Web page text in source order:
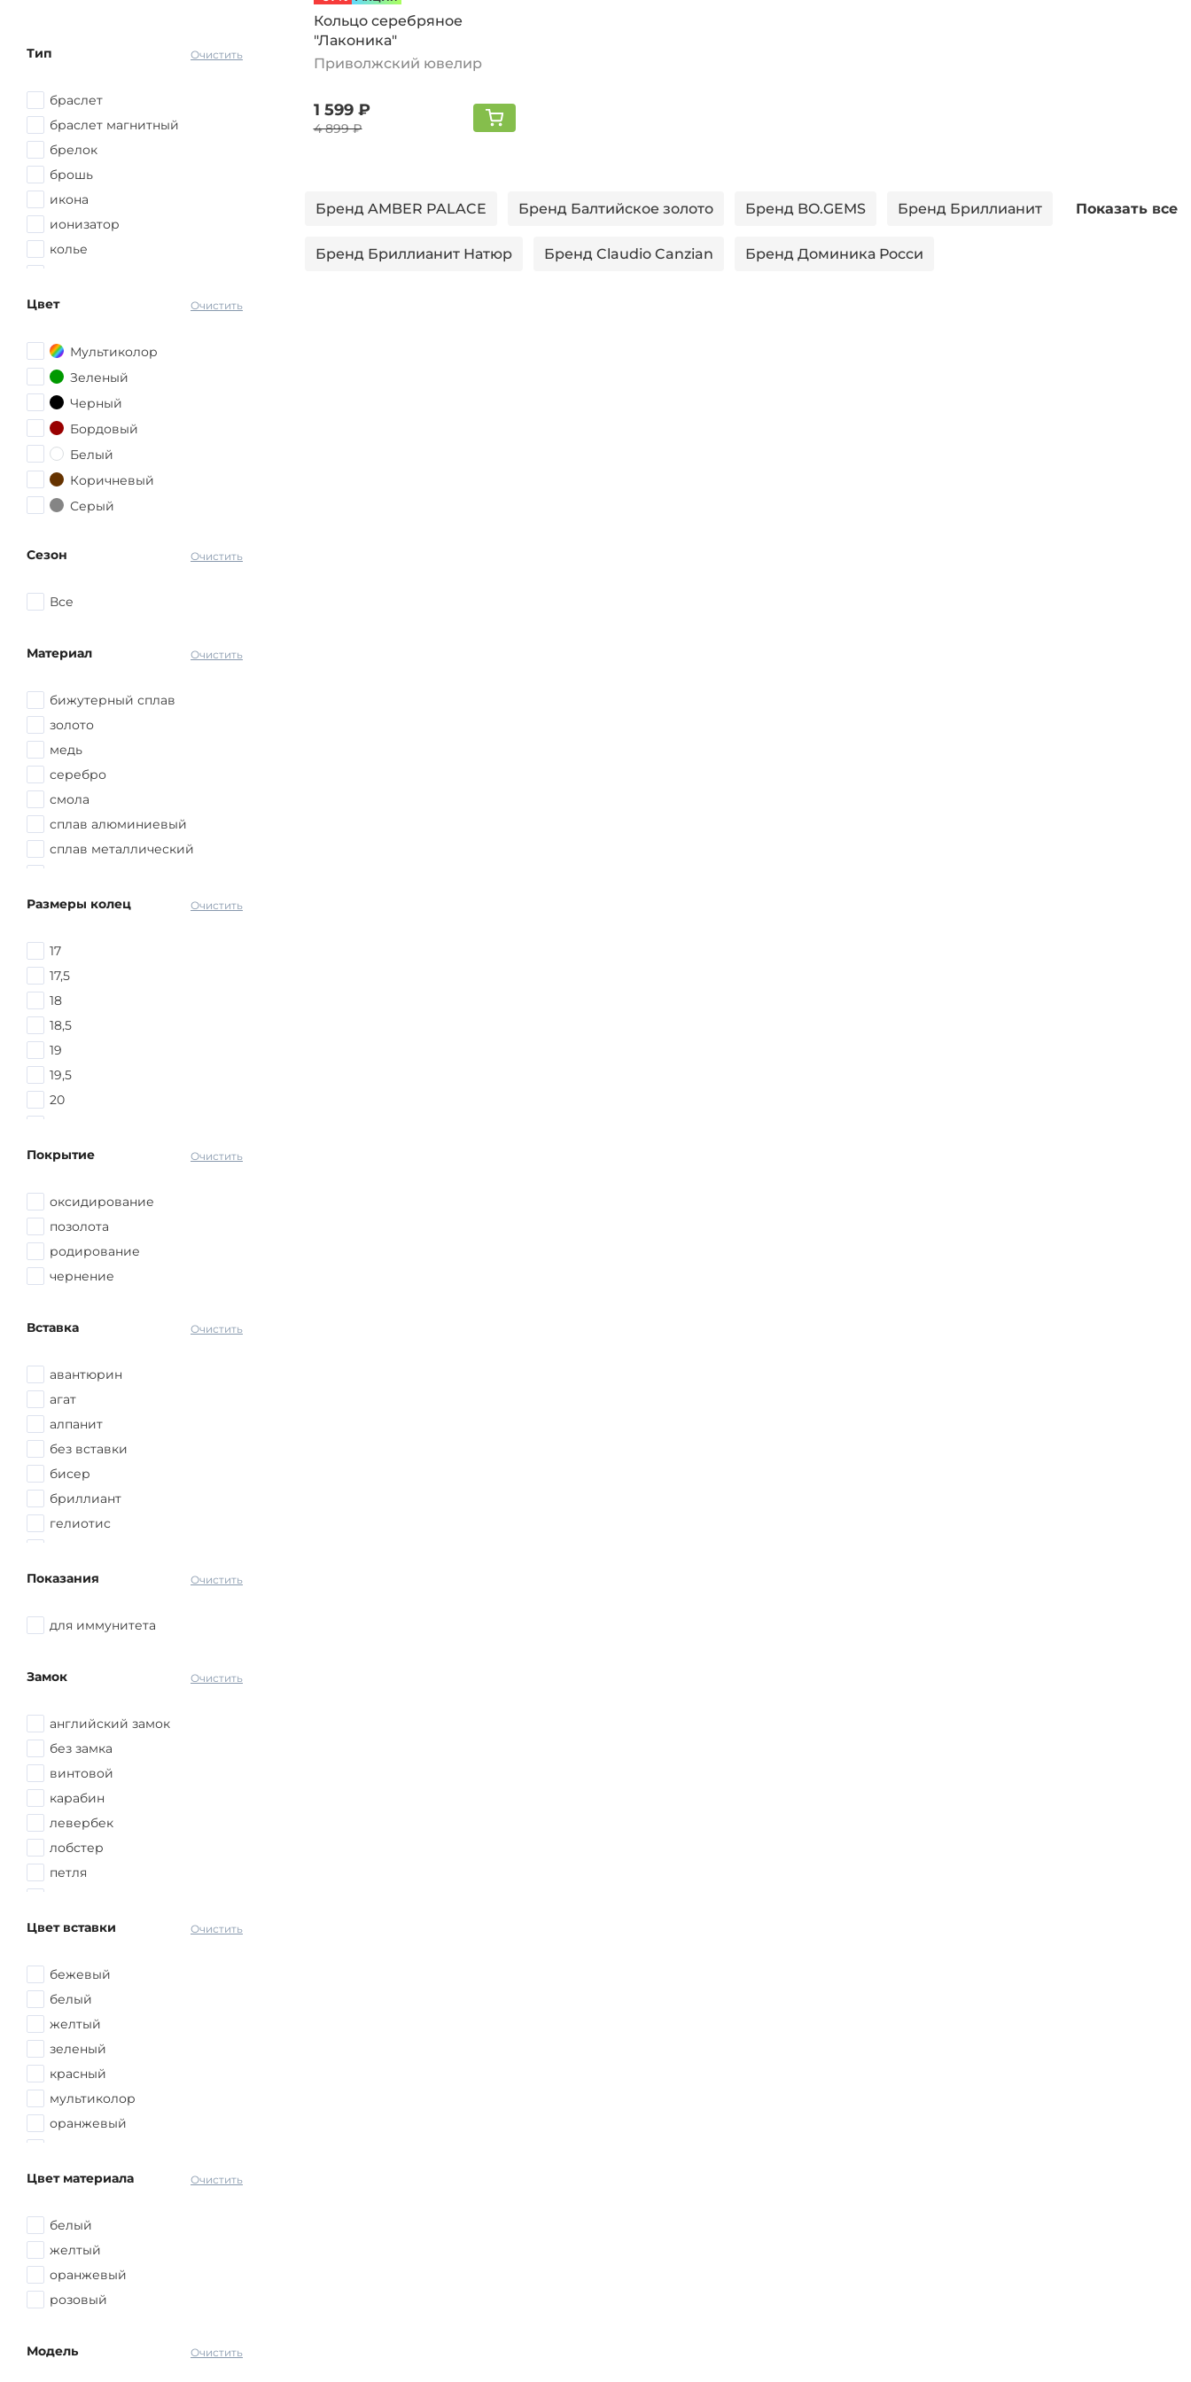
Очистить
Тип
браслет
браслет магнитный
брелок
брошь
икона
ионизатор
колье
набор украшений
подвеска
подсвечник
серьги
цепь
Очистить
Цвет
Мультиколор
Зеленый
Черный
Бордовый
Белый
Коричневый
Серый
Голубой
Синий
Очистить
Сезон
Все
Очистить
Материал
бижутерный сплав
золото
медь
серебро
смола
сплав алюминиевый
сплав металлический
ювелирный сплав
Очистить
Размеры колец
17
17,5
18
18,5
19
19,5
20
21
Очистить
Покрытие
оксидирование
позолота
родирование
чернение
Очистить
Вставка
авантюрин
агат
алпанит
без вставки
бисер
бриллиант
гелиотис
кварц
кошачий глаз
марказит
перламутр
стекло ювелирное
султанит
фианит
янтарь
Очистить
Показания
для иммунитета
Очистить
Замок
английский замок
без замка
винтовой
карабин
левербек
лобстер
петля
шпрингельный
Очистить
Цвет вставки
бежевый
белый
желтый
зеленый
красный
мультиколор
оранжевый
прозрачный
серый
синий
черный
Очистить
Цвет материала
белый
желтый
оранжевый
розовый
Очистить
Модель
Кольцо серебряное
"Лаконика"
Приволжский ювелир
1 599 ₽
4 899 ₽
Бренд AMBER PALACE Бренд Балтийское золото Бренд BO.GEMS Бренд Бриллианит
Бренд Бриллианит Натюр Бренд Claudio Canzian Бренд Доминика Росси
Показать все